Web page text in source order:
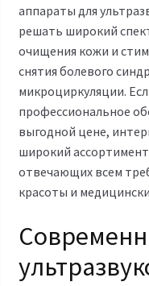
аппараты для
решать широкий
очищения кожи и
снятия болевого
микроциркуляции.
профессиональное
выгодной цене,
широкий
отвечающих всем
красоты и